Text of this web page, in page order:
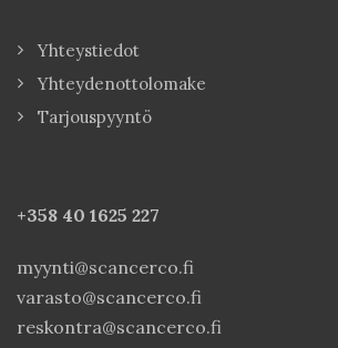
Yhteystiedot
Yhteydenottolomake
Tarjouspyyntö
+358 40 1625 227
myynti@scancerco.fi
varasto@scancerco.fi
reskontra@scancerco.fi